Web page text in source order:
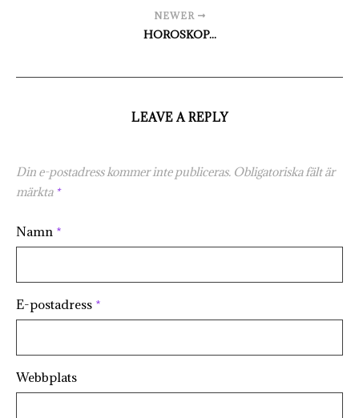
NEWER
HOROSKOP...
LEAVE A REPLY
Din e-postadress kommer inte publiceras. Obligatoriska fält är
märkta *
Namn *
E-postadress *
Webbplats